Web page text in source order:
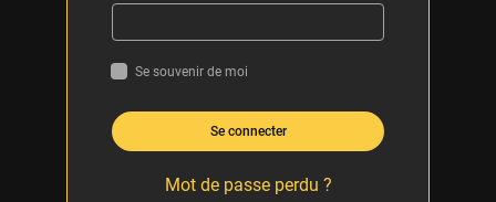
Se souvenir de moi
Se connecter
Mot de passe perdu ?